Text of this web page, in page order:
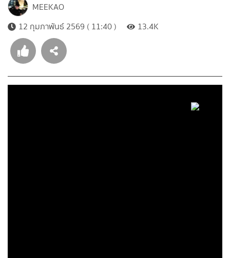
MEEKAO
12 กุมภาพันธ์ 2569 ( 11:40 )
13.4K